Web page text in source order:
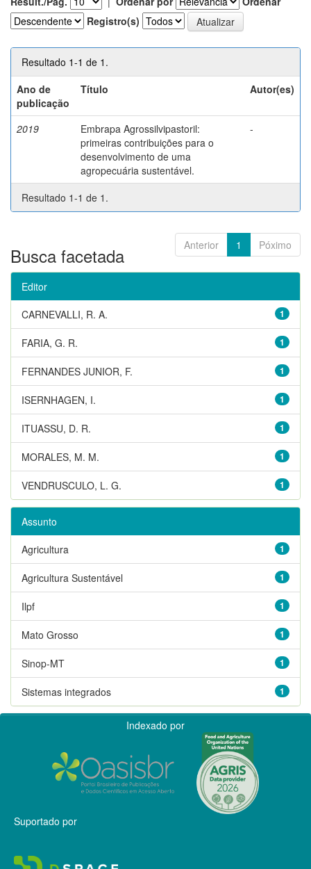
Registro(s)
Resultado 1-1 de 1.
Ano de
publicação
Título Autor(es)
2019
Embrapa Agrossilvipastoril:
primeiras contribuições para o
desenvolvimento de uma
agropecuária sustentável.
-
Resultado 1-1 de 1.
Anterior 1 Póximo
Busca facetada
Editor
1
CARNEVALLI, R. A.
1
FARIA, G. R.
1
FERNANDES JUNIOR, F.
1
ISERNHAGEN, I.
1
ITUASSU, D. R.
1
MORALES, M. M.
1
VENDRUSCULO, L. G.
Assunto
1
Agricultura
1
Agricultura Sustentável
1
Ilpf
1
Mato Grosso
1
Sinop-MT
1
Sistemas integrados
Indexado por
Suportado por